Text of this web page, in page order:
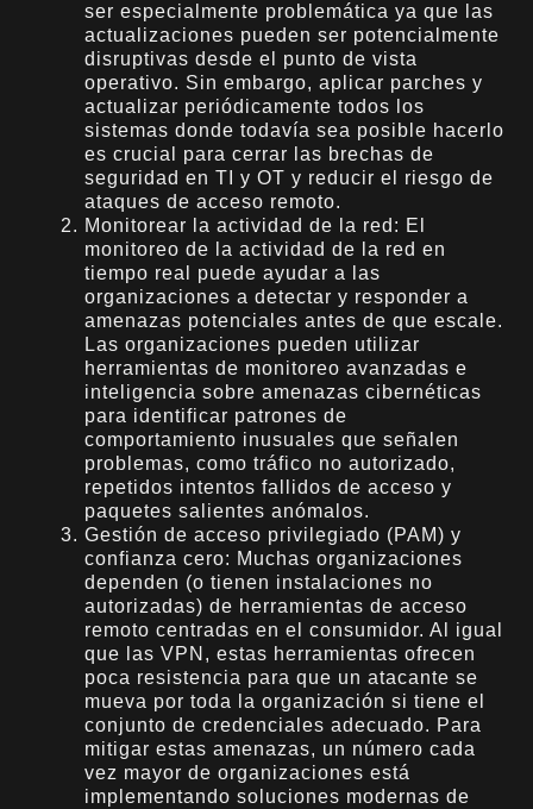
ser especialmente problemática ya que las
actualizaciones pueden ser potencialmente
disruptivas desde el punto de vista
operativo. Sin embargo, aplicar parches y
actualizar periódicamente todos los
sistemas donde todavía sea posible hacerlo
es crucial para cerrar las brechas de
seguridad en TI y OT y reducir el riesgo de
ataques de acceso remoto.
Monitorear la actividad de la red: El
monitoreo de la actividad de la red en
tiempo real puede ayudar a las
organizaciones a detectar y responder a
amenazas potenciales antes de que escale.
Las organizaciones pueden utilizar
herramientas de monitoreo avanzadas e
inteligencia sobre amenazas cibernéticas
para identificar patrones de
comportamiento inusuales que señalen
problemas, como tráfico no autorizado,
repetidos intentos fallidos de acceso y
paquetes salientes anómalos.
Gestión de acceso privilegiado (PAM) y
confianza cero: Muchas organizaciones
dependen (o tienen instalaciones no
autorizadas) de herramientas de acceso
remoto centradas en el consumidor. Al igual
que las VPN, estas herramientas ofrecen
poca resistencia para que un atacante se
mueva por toda la organización si tiene el
conjunto de credenciales adecuado. Para
mitigar estas amenazas, un número cada
vez mayor de organizaciones está
implementando soluciones modernas de